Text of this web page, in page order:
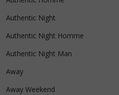
Authentic Night
Authentic Night Homme
Authentic Night Man
Away
Away Weekend